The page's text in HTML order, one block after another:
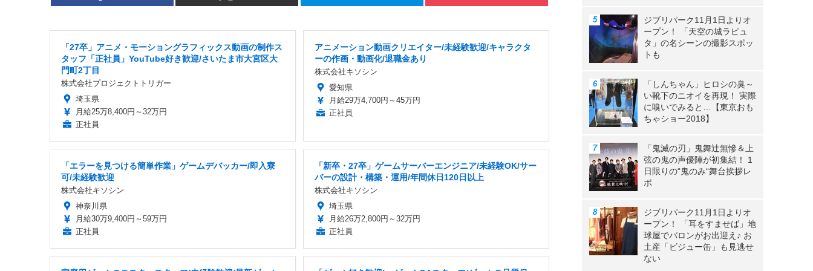
「27卒」アニメ・モーショングラフィックス動画の制作ス
タッフ「正社員」YouTube好き歓迎/さいたま市大宮区大
門町2丁目
株式会社プロジェクトトリガー
埼玉県
月給25万8,400円～32万円
正社員
アニメーション動画クリエイター/未経験歓迎/キャラクタ
ーの作画・動画化/退職金あり
株式会社キソシン
愛知県
月給29万4,700円～45万円
正社員
「エラーを見つける簡単作業」ゲームデバッカー/即入寮
可/未経験歓迎
株式会社キソシン
神奈川県
月給30万9,400円～59万円
正社員
「新卒・27卒」ゲームサーバーエンジニア/未経験OK/サー
バーの設計・構築・運用/年間休日120日以上
株式会社キソシン
埼玉県
月給26万2,800円～32万円
正社員
ジブリパーク11月1日よりオ
ープン！ 「天空の城ラピュ
タ」の名シーンの撮影スポッ
トも
「しんちゃん」ヒロシの臭～
い靴下のニオイを再現！ 実際
に嗅いでみると…【東京おも
ちゃショー2018】
「鬼滅の刃」鬼舞辻無慘＆上
弦の鬼の声優陣が初集結！ 1
日限りの“鬼のみ“舞台挨拶レ
ポ
ジブリパーク11月1日よりオ
ープン！ 「耳をすませば」地
球屋でバロンがお出迎え♪ お
土産「ビジュー缶」も見逃せ
ない